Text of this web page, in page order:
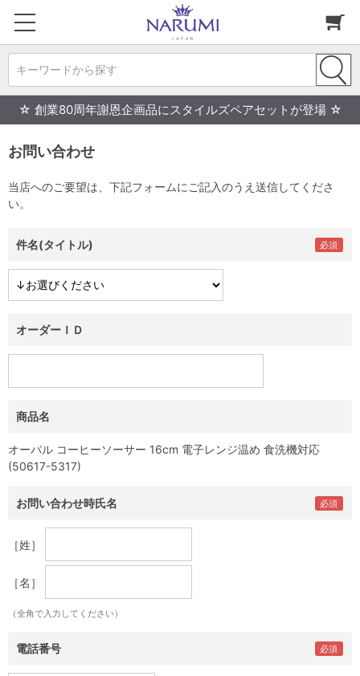
キーワードから探す
☆ 創業80周年謝恩企画品にスタイルズペアセットが登場 ☆
お問い合わせ
当店へのご要望は、下記フォームにご記入のうえ送信してくださ
い。
件名(タイトル)
オーダーＩＤ
商品名
オーバル コーヒーソーサー 16cm 電子レンジ温め 食洗機対応
(50617-5317)
お問い合わせ時氏名
［姓］
［名］
（全角で入力してください）
電話番号